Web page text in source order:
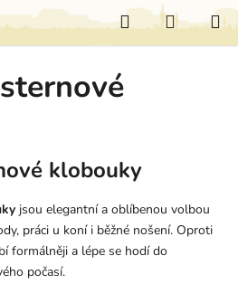
Hledat
KOŠÍK
klobouky
jsou elegantní a oblíbenou volbou
práci u koní i běžné nošení. Oproti
formálněji a lépe se hodí do
počasí.